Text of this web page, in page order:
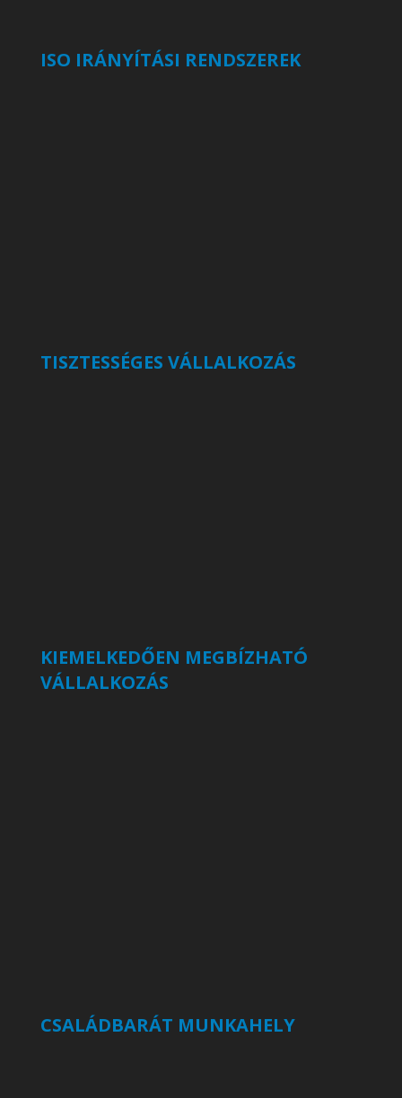
ISO IRÁNYÍTÁSI RENDSZEREK
TISZTESSÉGES VÁLLALKOZÁS
KIEMELKEDŐEN MEGBÍZHATÓ
VÁLLALKOZÁS
CSALÁDBARÁT MUNKAHELY